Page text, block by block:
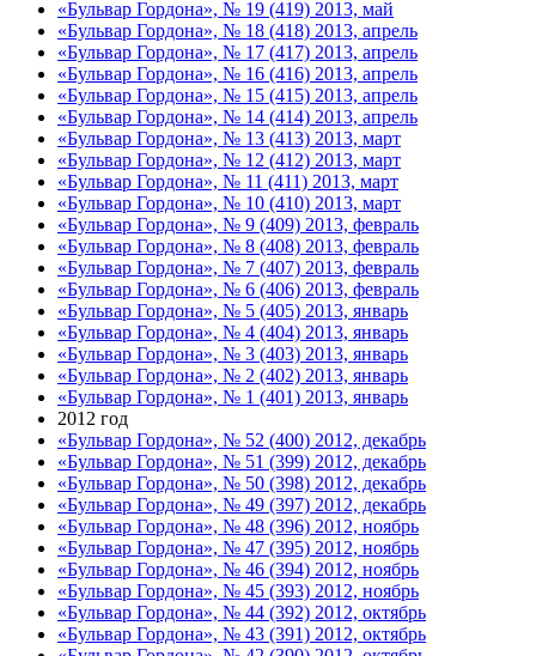
«Бульвар Гордона», № 19 (419) 2013, май
«Бульвар Гордона», № 18 (418) 2013, апрель
«Бульвар Гордона», № 17 (417) 2013, апрель
«Бульвар Гордона», № 16 (416) 2013, апрель
«Бульвар Гордона», № 15 (415) 2013, апрель
«Бульвар Гордона», № 14 (414) 2013, апрель
«Бульвар Гордона», № 13 (413) 2013, март
«Бульвар Гордона», № 12 (412) 2013, март
«Бульвар Гордона», № 11 (411) 2013, март
«Бульвар Гордона», № 10 (410) 2013, март
«Бульвар Гордона», № 9 (409) 2013, февраль
«Бульвар Гордона», № 8 (408) 2013, февраль
«Бульвар Гордона», № 7 (407) 2013, февраль
«Бульвар Гордона», № 6 (406) 2013, февраль
«Бульвар Гордона», № 5 (405) 2013, январь
«Бульвар Гордона», № 4 (404) 2013, январь
«Бульвар Гордона», № 3 (403) 2013, январь
«Бульвар Гордона», № 2 (402) 2013, январь
«Бульвар Гордона», № 1 (401) 2013, январь
2012 год
«Бульвар Гордона», № 52 (400) 2012, декабрь
«Бульвар Гордона», № 51 (399) 2012, декабрь
«Бульвар Гордона», № 50 (398) 2012, декабрь
«Бульвар Гордона», № 49 (397) 2012, декабрь
«Бульвар Гордона», № 48 (396) 2012, ноябрь
«Бульвар Гордона», № 47 (395) 2012, ноябрь
«Бульвар Гордона», № 46 (394) 2012, ноябрь
«Бульвар Гордона», № 45 (393) 2012, ноябрь
«Бульвар Гордона», № 44 (392) 2012, октябрь
«Бульвар Гордона», № 43 (391) 2012, октябрь